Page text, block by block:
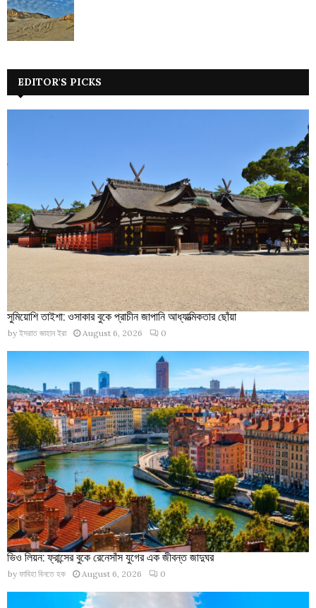
EDITOR'S PICKS
সুমিয়োশি তাইশা: ওসাকার বুকে প্রাচীন জাপানি আধ্যাত্মিকতার ছোঁয়া
by ইসরাত জাহান ইরা August 6, 2026 0
ভিও লিয়ন: ফ্রান্সের বুকে রেনেসাঁস যুগের এক জীবন্ত জাদুঘর
by ফাবিহা বিনতে হক August 6, 2026 0